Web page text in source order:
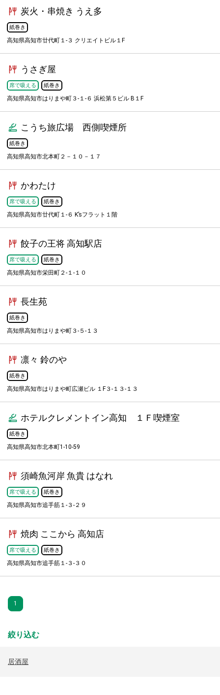
炭火・串焼き うえ多
紙巻き
高知県高知市廿代町１-３ クリエイトビル１F
うさぎ屋
席で吸える 紙巻き
高知県高知市はりまや町３-１-６ 浜松第５ビル B１F
こうち旅広場 西側喫煙所
紙巻き
高知県高知市北本町２－１０－１７
かわたけ
席で吸える 紙巻き
高知県高知市廿代町１-６ K’sフラット１階
餃子の王将 高知駅店
席で吸える 紙巻き
高知県高知市栄田町２-１-１０
長生苑
紙巻き
高知県高知市はりまや町３-５-１３
凛々 鈴のや
紙巻き
高知県高知市はりまや町広瀬ビル １F３-１３-１３
ホテルクレメントイン高知 １Ｆ喫煙室
紙巻き
高知県高知市北本町1-10-59
須崎魚河岸 魚貴 はなれ
席で吸える 紙巻き
高知県高知市追手筋１-３-２９
焼肉 ここから 高知店
席で吸える 紙巻き
高知県高知市追手筋１-３-３０
1
絞り込む
居酒屋